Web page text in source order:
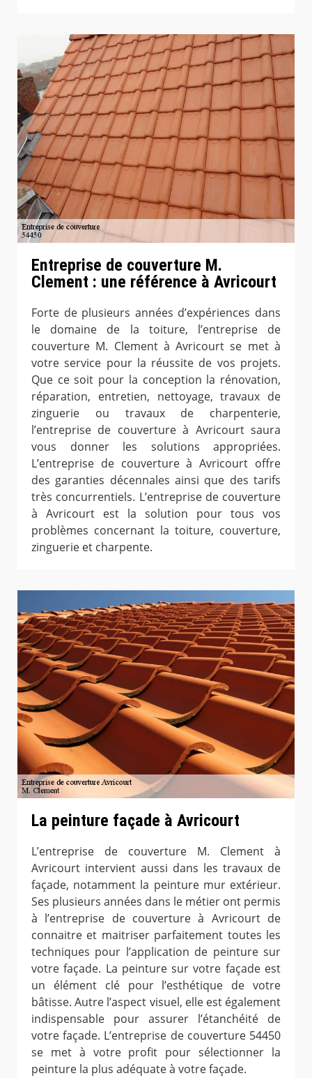
Entreprise de couverture M.
Clement : une référence à Avricourt
Forte de plusieurs années d’expériences dans
le domaine de la toiture, l’entreprise de
couverture M. Clement à Avricourt se met à
votre service pour la réussite de vos projets.
Que ce soit pour la conception la rénovation,
réparation, entretien, nettoyage, travaux de
zinguerie ou travaux de charpenterie,
l’entreprise de couverture à Avricourt saura
vous donner les solutions appropriées.
L’entreprise de couverture à Avricourt offre
des garanties décennales ainsi que des tarifs
très concurrentiels. L’entreprise de couverture
à Avricourt est la solution pour tous vos
problèmes concernant la toiture, couverture,
zinguerie et charpente.
La peinture façade à Avricourt
L’entreprise de couverture M. Clement à
Avricourt intervient aussi dans les travaux de
façade, notamment la peinture mur extérieur.
Ses plusieurs années dans le métier ont permis
à l’entreprise de couverture à Avricourt de
connaitre et maitriser parfaitement toutes les
techniques pour l’application de peinture sur
votre façade. La peinture sur votre façade est
un élément clé pour l’esthétique de votre
bâtisse. Autre l’aspect visuel, elle est également
indispensable pour assurer l’étanchéité de
votre façade. L’entreprise de couverture 54450
se met à votre profit pour sélectionner la
peinture la plus adéquate à votre façade.